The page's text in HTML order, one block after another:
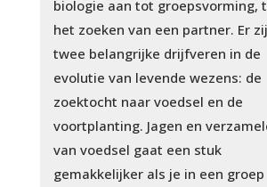
biologie aan tot groepsvorming,
het zoeken van een partner. Er
twee belangrijke drijfveren in de
evolutie van levende wezens: de
zoektocht naar voedsel en de
voortplanting. Jagen en
van voedsel gaat een stuk
gemakkelijker als je in een groep